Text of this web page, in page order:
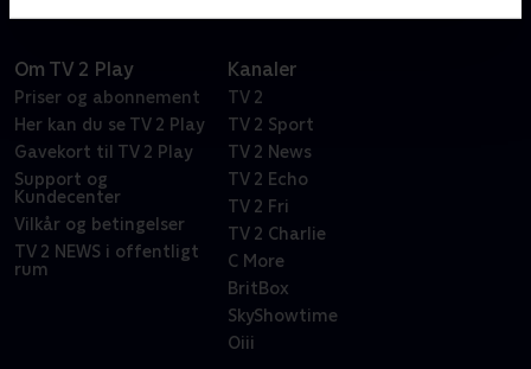
Om TV 2 Play
Priser og abonnement
Her kan du se TV 2 Play
Gavekort til TV 2 Play
Support og
Kundecenter
Vilkår og betingelser
TV 2 NEWS i offentligt
rum
Kanaler
TV 2
TV 2 Sport
TV 2 News
TV 2 Echo
TV 2 Fri
TV 2 Charlie
C More
BritBox
SkyShowtime
Oiii